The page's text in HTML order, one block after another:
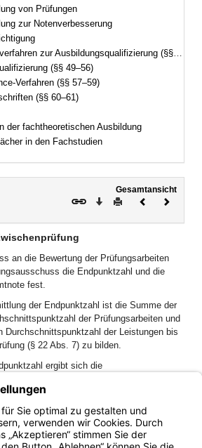
von Prüfungen
zur Notenverbesserung
zur Ausbildungsqualifizierung (§§ 44–48)
(§§ 49–56)
Verfahren (§§ 57–59)
(§§ 60–61)
der fachtheoretischen Ausbildung
in den Fachstudien
Gesamtansicht
Download
DruckenVorheriges
an die Bewertung der Prüfungsarbeiten
die Endpunktzahl und die
fest.
der Endpunktzahl ist die Summe der
der Prüfungsarbeiten und
Durchschnittspunktzahl der Leistungen bis
(§ 22 Abs. 7) zu bilden.
ergibt sich die
ist bestanden, wenn mindestens
mit fünf oder mehr Punkten bewertet
die Endpunktzahl mindestens 200 beträgt.